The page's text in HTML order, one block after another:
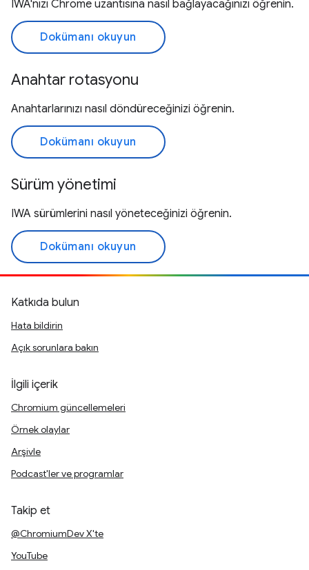
IWA'nızı Chrome uzantısına nasıl bağlayacağınızı öğrenin.
Dokümanı okuyun
Anahtar rotasyonu
Anahtarlarınızı nasıl döndüreceğinizi öğrenin.
Dokümanı okuyun
Sürüm yönetimi
IWA sürümlerini nasıl yöneteceğinizi öğrenin.
Dokümanı okuyun
Katkıda bulun
Hata bildirin
Açık sorunlara bakın
İlgili içerik
Chromium güncellemeleri
Örnek olaylar
Arşivle
Podcast'ler ve programlar
Takip et
@ChromiumDev X'te
YouTube